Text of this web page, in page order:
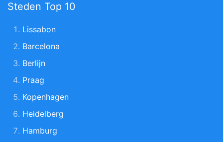
Steden Top 10
Lissabon
Barcelona
Berlijn
Praag
Kopenhagen
Heidelberg
Hamburg